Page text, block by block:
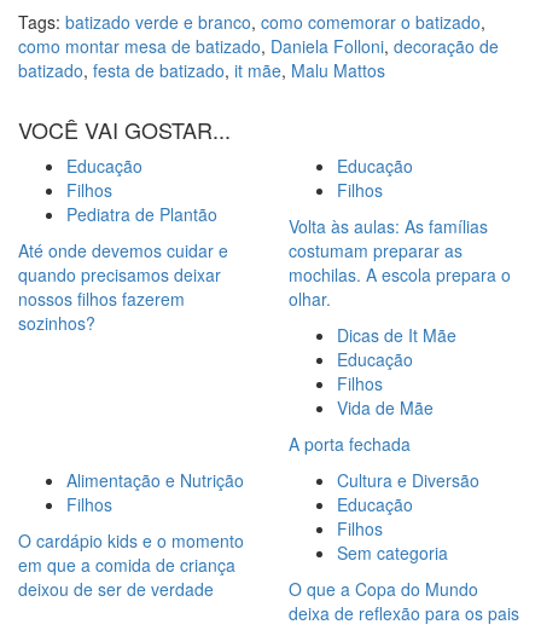
Tags: batizado verde e branco, como comemorar o batizado,
como montar mesa de batizado, Daniela Folloni, decoração de
batizado, festa de batizado, it mãe, Malu Mattos
VOCÊ VAI GOSTAR...
Educação
Filhos
Pediatra de Plantão
Até onde devemos cuidar e
quando precisamos deixar
nossos filhos fazerem
sozinhos?
Educação
Filhos
Volta às aulas: As famílias
costumam preparar as
mochilas. A escola prepara o
olhar.
Dicas de It Mãe
Educação
Filhos
Vida de Mãe
A porta fechada
Alimentação e Nutrição
Filhos
O cardápio kids e o momento
em que a comida de criança
deixou de ser de verdade
Cultura e Diversão
Educação
Filhos
Sem categoria
O que a Copa do Mundo
deixa de reflexão para os pais